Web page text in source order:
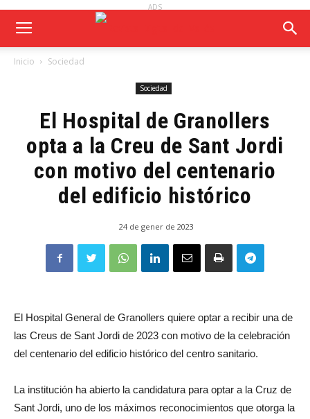
ADS
Inicio Sociedad
Sociedad
El Hospital de Granollers
opta a la Creu de Sant Jordi
con motivo del centenario
del edificio histórico
24 de gener de 2023
El Hospital General de Granollers quiere optar a recibir una de
las Creus de Sant Jordi de 2023 con motivo de la celebración
del centenario del edificio histórico del centro sanitario.
La institución ha abierto la candidatura para optar a la Cruz de
Sant Jordi, uno de los máximos reconocimientos que otorga la